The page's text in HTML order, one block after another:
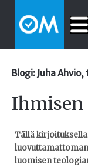
Blogi: Juha
Ihmisen
Tällä
luomisen